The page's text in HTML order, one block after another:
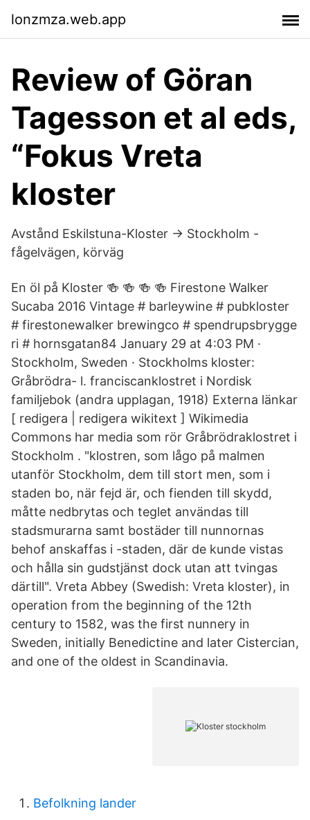
lonzmza.web.app
Review of Göran
Tagesson et al eds,
“Fokus Vreta
kloster
Avstånd Eskilstuna-Kloster → Stockholm -
fågelvägen, körväg
En öl på Kloster 🍻 🍻 🍻 🍻 Firestone Walker
Sucaba 2016 Vintage # barleywine # pubkloster
# firestonewalker brewingco # spendrupsbrygge
ri # hornsgatan84 January 29 at 4:03 PM ·
Stockholm, Sweden · Stockholms kloster:
Gråbrödra- l. franciscanklostret i Nordisk
familjebok (andra upplagan, 1918) Externa länkar
[ redigera | redigera wikitext ] Wikimedia
Commons har media som rör Gråbrödraklostret i
Stockholm . "klostren, som lågo på malmen
utanför Stockholm, dem till stort men, som i
staden bo, när fejd är, och fienden till skydd,
måtte nedbrytas och teglet användas till
stadsmurarna samt bostäder till nunnornas
behof anskaffas i -staden, där de kunde vistas
och hålla sin gudstjänst dock utan att tvingas
därtill". Vreta Abbey (Swedish: Vreta kloster), in
operation from the beginning of the 12th
century to 1582, was the first nunnery in
Sweden, initially Benedictine and later Cistercian,
and one of the oldest in Scandinavia.
Befolkning lander